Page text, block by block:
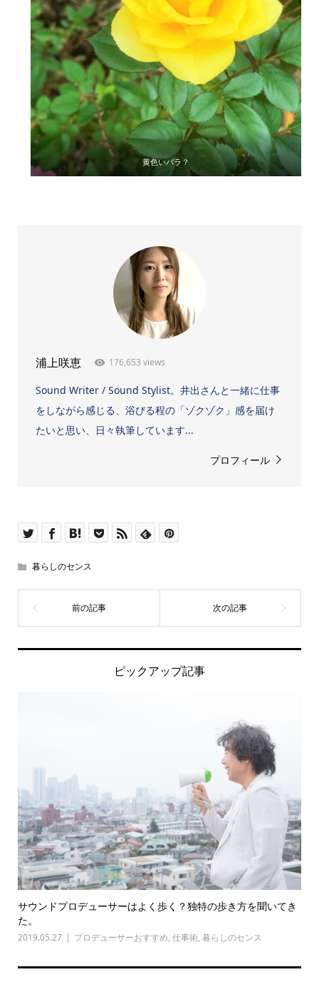
黄色いバラ？
浦上咲恵 176,653 views
Sound Writer / Sound Stylist。井出さんと一緒に仕事
をしながら感じる、浴びる程の「ゾクゾク」感を届け
たいと思い、日々執筆しています...
プロフィール
暮らしのセンス
ピックアップ記事
サウンドプロデューサーはよく歩く？独特の歩き方を聞いてき
た。
2019.05.27 プロデューサーおすすめ, 仕事術, 暮らしのセンス